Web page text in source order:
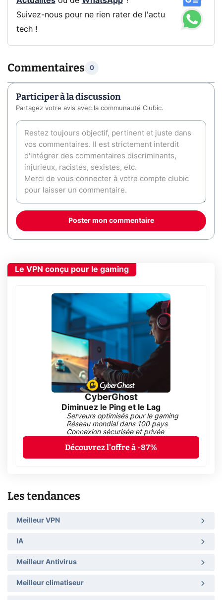
Suivez-nous pour ne rien rater de l'actu
tech !
Commentaires 0
Participer à la discussion
Partagez votre avis avec la communauté Clubic.
Poster mon commentaire
Le VPN conçu pour le gaming
CyberGhost
Diminuez le Ping et le Lag
Serveurs optimisés pour le gaming
Réseau mondial dans 100 pays
Connexion sécurisée et privée
Découvrez l'offre à -87%
Les tendances
Meilleur VPN
IA
Meilleur Antivirus
Meilleur climatiseur